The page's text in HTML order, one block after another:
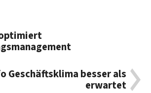
Geschäftsklima besser als
erwartet